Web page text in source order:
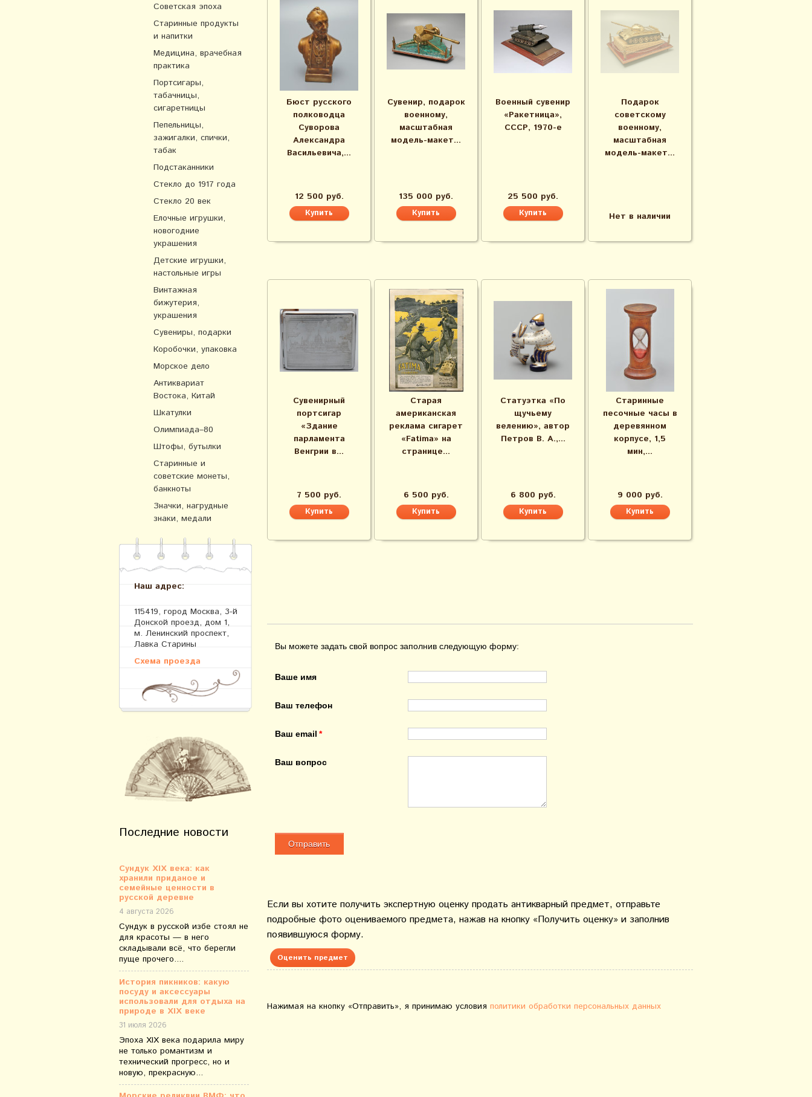
Советская эпоха
Старинные продукты
и напитки
Медицина, врачебная
практика
Портсигары,
табачницы,
сигаретницы
Пепельницы,
зажигалки, спички,
табак
Подстаканники
Стекло до 1917 года
Стекло 20 век
Елочные игрушки,
новогодние
украшения
Детские игрушки,
настольные игры
Винтажная
бижутерия,
украшения
Сувениры, подарки
Коробочки, упаковка
Морское дело
Антиквариат
Востока, Китай
Шкатулки
Олимпиада–80
Штофы, бутылки
Старинные и
советские монеты,
банкноты
Значки, нагрудные
знаки, медали
Наш адрес:
115419, город Москва, 3-й
Донской проезд, дом 1,
м. Ленинский проспект,
Лавка Старины
Схема проезда
Последние новости
Сундук XIX века: как
хранили приданое и
семейные ценности в
русской деревне
4 августа 2026
Сундук в русской избе стоял не
для красоты — в него
складывали всё, что берегли
пуще прочего....
История пикников: какую
посуду и аксессуары
использовали для отдыха на
природе в XIX веке
31 июля 2026
Эпоха XIX века подарила миру
не только романтизм и
технический прогресс, но и
новую, прекрасную...
Бюст русского
полководца
Суворова
Александра
Васильевича,...
12 500 руб.
Сувенир, подарок
военному,
масштабная
модель-макет...
135 000 руб.
Военный сувенир
«Ракетница»,
СССР, 1970-е
25 500 руб.
Подарок
советскому
военному,
масштабная
модель-макет...
Нет в наличии
Сувенирный
портсигар
«Здание
парламента
Венгрии в...
7 500 руб.
Старая
американская
реклама сигарет
«Fatima» на
странице...
6 500 руб.
Статуэтка «По
щучьему
велению», автор
Петров В. А.,...
6 800 руб.
Старинные
песочные часы в
деревянном
корпусе, 1,5
мин,...
9 000 руб.
Вы можете задать свой вопрос заполнив следующую форму:
Ваше имя
Ваш телефон
Ваш email
Ваш вопрос
Если вы хотите получить экспертную оценку продать антикварный предмет, отправьте
подробные фото оцениваемого предмета, нажав на кнопку «Получить оценку» и заполнив
появившуюся форму.
Оценить предмет
Нажимая на кнопку «Отправить», я принимаю условия политики обработки персональных данных